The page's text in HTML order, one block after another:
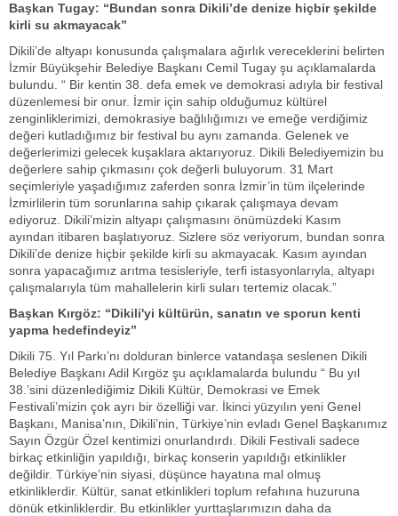
Başkan Tugay: “Bundan sonra Dikili’de denize hiçbir şekilde
kirli su akmayacak”
Dikili’de altyapı konusunda çalışmalara ağırlık vereceklerini belirten
İzmir Büyükşehir Belediye Başkanı Cemil Tugay şu açıklamalarda
bulundu. “ Bir kentin 38. defa emek ve demokrasi adıyla bir festival
düzenlemesi bir onur. İzmir için sahip olduğumuz kültürel
zenginliklerimizi, demokrasiye bağlılığımızı ve emeğe verdiğimiz
değeri kutladığımız bir festival bu aynı zamanda. Gelenek ve
değerlerimizi gelecek kuşaklara aktarıyoruz. Dikili Belediyemizin bu
değerlere sahip çıkmasını çok değerli buluyorum. 31 Mart
seçimleriyle yaşadığımız zaferden sonra İzmir’in tüm ilçelerinde
İzmirlilerin tüm sorunlarına sahip çıkarak çalışmaya devam
ediyoruz. Dikili’mizin altyapı çalışmasını önümüzdeki Kasım
ayından itibaren başlatıyoruz. Sizlere söz veriyorum, bundan sonra
Dikili’de denize hiçbir şekilde kirli su akmayacak. Kasım ayından
sonra yapacağımız arıtma tesisleriyle, terfi istasyonlarıyla, altyapı
çalışmalarıyla tüm mahallelerin kirli suları tertemiz olacak.”
Başkan Kırgöz: “Dikili'yi kültürün, sanatın ve sporun kenti
yapma hedefindeyiz”
Dikili 75. Yıl Parkı’nı dolduran binlerce vatandaşa seslenen Dikili
Belediye Başkanı Adil Kırgöz şu açıklamalarda bulundu “ Bu yıl
38.’sini düzenlediğimiz Dikili Kültür, Demokrasi ve Emek
Festivali’mizin çok ayrı bir özelliği var. İkinci yüzyılın yeni Genel
Başkanı, Manisa’nın, Dikili’nin, Türkiye’nin evladı Genel Başkanımız
Sayın Özgür Özel kentimizi onurlandırdı. Dikili Festivali sadece
birkaç etkinliğin yapıldığı, birkaç konserin yapıldığı etkinlikler
değildir. Türkiye’nin siyasi, düşünce hayatına mal olmuş
etkinliklerdir. Kültür, sanat etkinlikleri toplum refahına huzuruna
dönük etkinliklerdir. Bu etkinlikler yurttaşlarımızın daha da